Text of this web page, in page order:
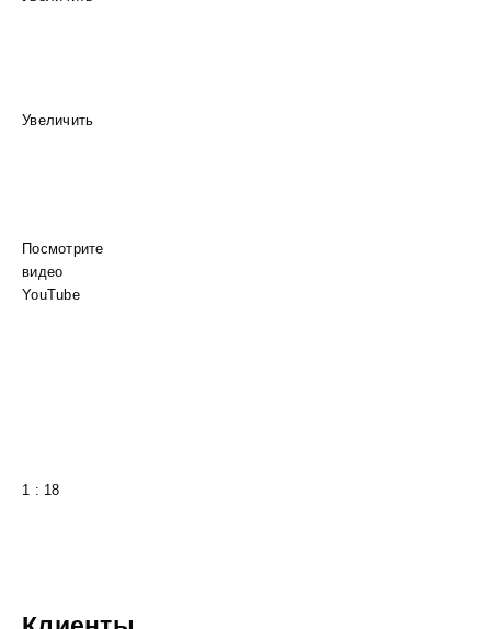
Увеличить
Посмотрите
видео
YouTube
1 : 18